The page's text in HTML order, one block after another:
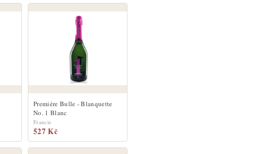
Premiére Bulle - Blanquette
No. 1 Blanc
Francie
527 Kč